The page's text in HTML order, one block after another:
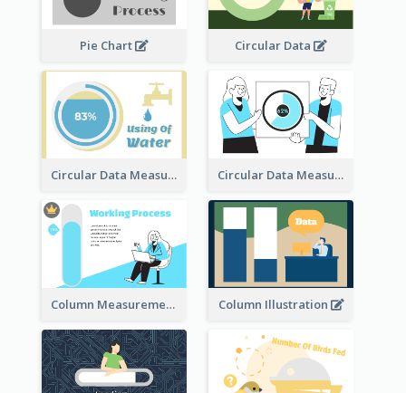
Pie Chart Circular Data
Circular Data Measurement Circular Data Measurement
Column Measurement clipart Column Illustration